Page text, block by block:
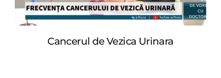
Cancerul de Vezica Urinara